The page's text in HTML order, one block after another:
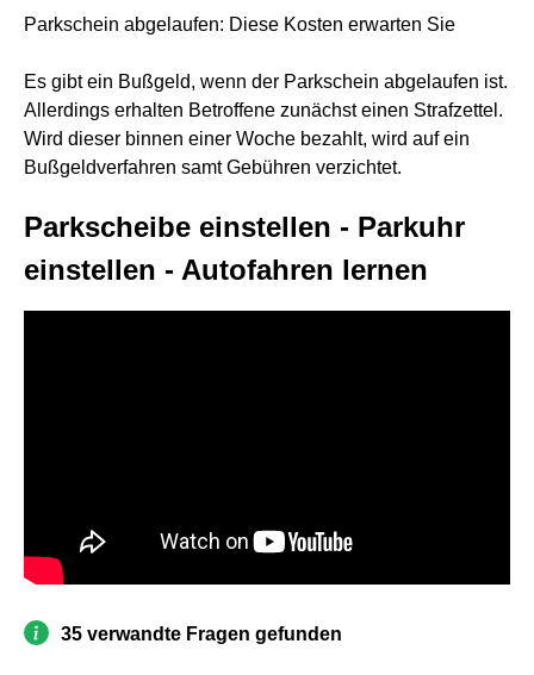
Parkschein abgelaufen: Diese Kosten erwarten Sie
Es gibt ein Bußgeld, wenn der Parkschein abgelaufen ist.
Allerdings erhalten Betroffene zunächst einen Strafzettel.
Wird dieser binnen einer Woche bezahlt, wird auf ein
Bußgeldverfahren samt Gebühren verzichtet.
Parkscheibe einstellen - Parkuhr
einstellen - Autofahren lernen
35 verwandte Fragen gefunden